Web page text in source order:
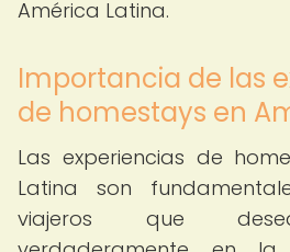
América Latina.
Importancia de las
de homestays en
Las experiencias de
Latina son
viajeros que